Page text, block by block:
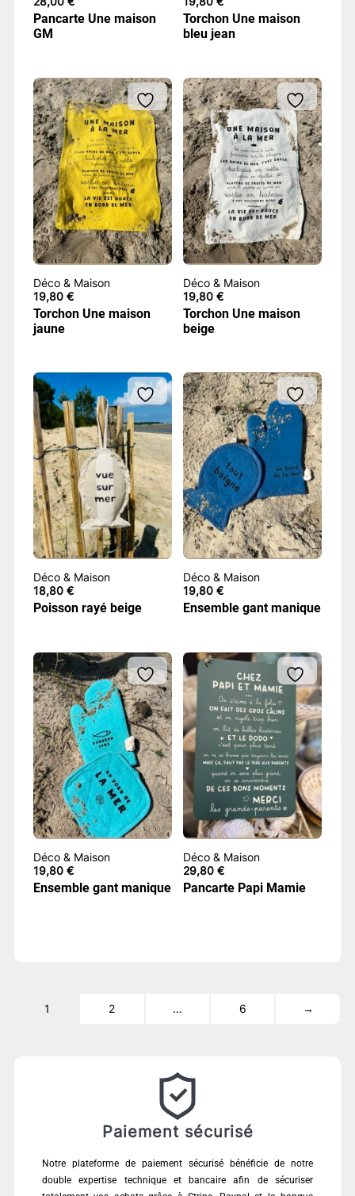
Pancarte Une maison
GM
Torchon Une maison
bleu jean
Déco & Maison
19,80 €
Torchon Une maison
jaune
Déco & Maison
19,80€
Torchon Une maison
beige
Déco & Maison
18,80 €
Poisson rayé beige
Déco & Maison
19,80€
Ensemble gant manique
Déco & Maison
19,80 €
Ensemble gant manique
Déco & Maison
29,80€
Pancarte Papi Mamie
1 2 … 6 →
Paiement sécurisé
Notre plateforme de paiement sécurisé bénéficie de notre
double expertise technique et bancaire afin de sécuriser